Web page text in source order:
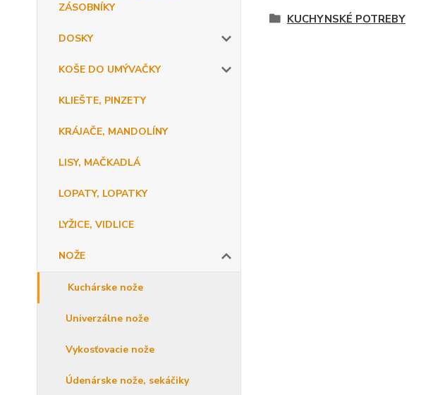
ZÁSOBNÍKY
DOSKY
KOŠE DO UMÝVAČKY
KLIEŠTE, PINZETY
KRÁJAČE, MANDOLÍNY
LISY, MAČKADLÁ
LOPATY, LOPATKY
LYŽICE, VIDLICE
NOŽE
Kuchárske nože
Univerzálne nože
Vykosťovacie nože
Údenárske nože, sekáčiky
KUCHYNSKÉ POTREBY